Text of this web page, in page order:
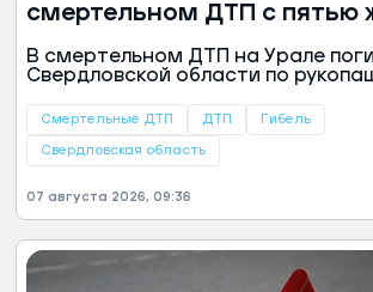
смертельном ДТП с пятью
на Урале
В смертельном ДТП на Урале
Свердловской области по
рассказал отец спортсмена.
Смертельные ДТП ДТП Гибель
Свердловская область
07 августа 2026, 09:36